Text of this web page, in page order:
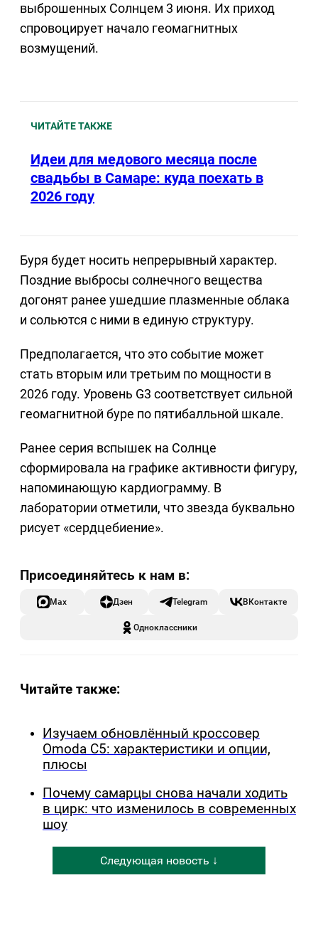
выброшенных Солнцем 3 июня. Их приход
спровоцирует начало геомагнитных
возмущений.
ЧИТАЙТЕ ТАКЖЕ
Идеи для медового месяца после
свадьбы в Самаре: куда поехать в
2026 году
Буря будет носить непрерывный характер.
Поздние выбросы солнечного вещества
догонят ранее ушедшие плазменные облака
и сольются с ними в единую структуру.
Предполагается, что это событие может
стать вторым или третьим по мощности в
2026 году. Уровень G3 соответствует сильной
геомагнитной буре по пятибалльной шкале.
Ранее серия вспышек на Солнце
сформировала на графике активности фигуру,
напоминающую кардиограмму. В
лаборатории отметили, что звезда буквально
рисует «сердцебиение».
Max Дзен Telegram ВКонтакте
Одноклассники
Читайте также:
Изучаем обновлённый кроссовер
Omoda C5: характеристики и опции,
плюсы
Почему самарцы снова начали ходить
в цирк: что изменилось в современных
шоу
Следующая новость ↓